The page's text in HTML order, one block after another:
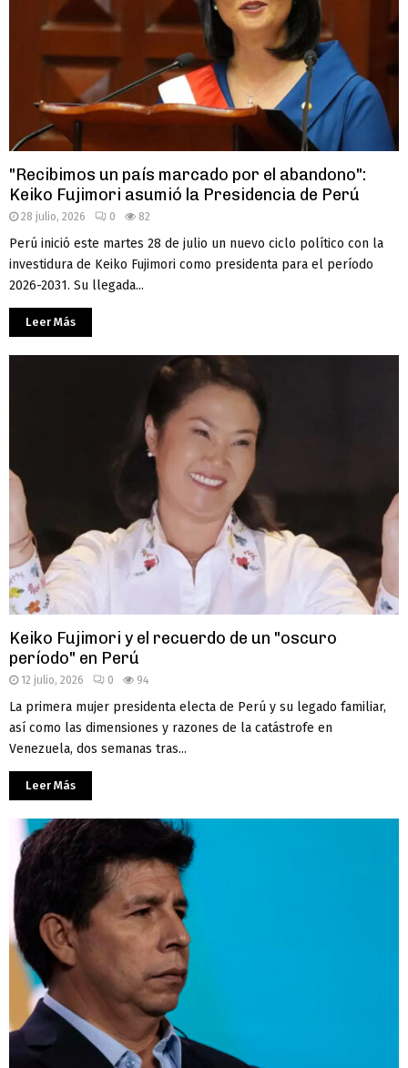
"Recibimos un país marcado por el abandono":
Keiko Fujimori asumió la Presidencia de Perú
28 julio, 2026 0 82
Perú inició este martes 28 de julio un nuevo ciclo político con la
investidura de Keiko Fujimori como presidenta para el período
2026-2031. Su llegada...
Leer Más
Keiko Fujimori y el recuerdo de un "oscuro
período" en Perú
12 julio, 2026 0 94
La primera mujer presidenta electa de Perú y su legado familiar,
así como las dimensiones y razones de la catástrofe en
Venezuela, dos semanas tras...
Leer Más